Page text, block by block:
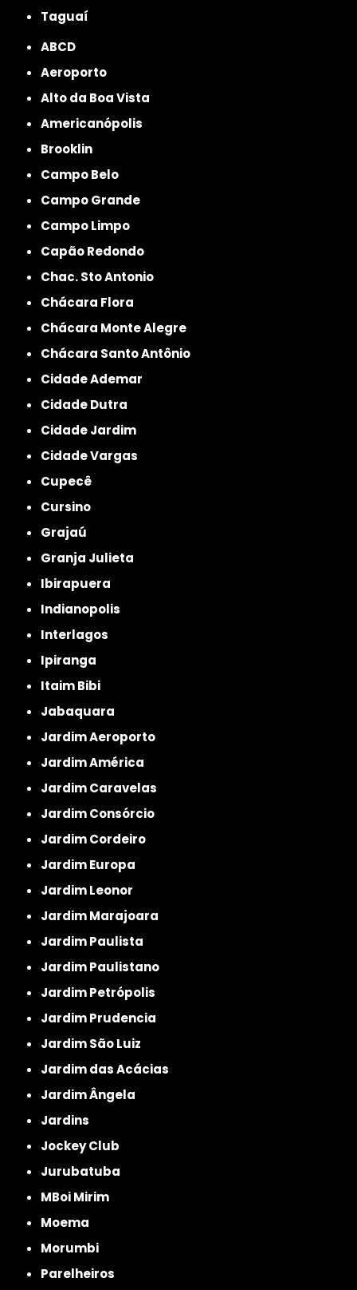
Taguaí
ABCD
Aeroporto
Alto da Boa Vista
Americanópolis
Brooklin
Campo Belo
Campo Grande
Campo Limpo
Capão Redondo
Chac. Sto Antonio
Chácara Flora
Chácara Monte Alegre
Chácara Santo Antônio
Cidade Ademar
Cidade Dutra
Cidade Jardim
Cidade Vargas
Cupecê
Cursino
Grajaú
Granja Julieta
Ibirapuera
Indianopolis
Interlagos
Ipiranga
Itaim Bibi
Jabaquara
Jardim Aeroporto
Jardim América
Jardim Caravelas
Jardim Consórcio
Jardim Cordeiro
Jardim Europa
Jardim Leonor
Jardim Marajoara
Jardim Paulista
Jardim Paulistano
Jardim Petrópolis
Jardim Prudencia
Jardim São Luiz
Jardim das Acácias
Jardim Ângela
Jardins
Jockey Club
Jurubatuba
MBoi Mirim
Moema
Morumbi
Parelheiros